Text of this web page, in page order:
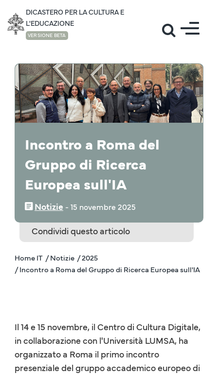
DICASTERO PER LA CULTURA E
L'EDUCAZIONE
VERSIONE BETA
NOTIZIE
Incontro a Roma del
Gruppo di Ricerca
Europea sull'IA
Notizie ‒ 15 novembre 2025
Condividi questo articolo
Home IT / Notizie / 2025
/ Incontro a Roma del Gruppo di Ricerca Europea sull'IA
Il 14 e 15 novembre, il Centro di Cultura Digitale,
in collaborazione con l'Università LUMSA, ha
organizzato a Roma il primo incontro
presenziale del gruppo accademico europeo di